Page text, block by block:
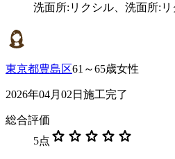
洗面所:リクシル、洗面所:リ
東京都豊島区61～65歳女性
2026年04月02日施工完了
総合評価
5点 star star star star star